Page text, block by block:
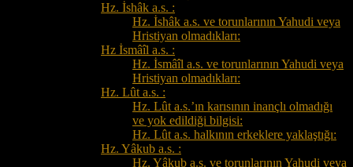
Hz. İshâk a.s. :
Hz. İshâk a.s. ve torunlarının Yahudi veya
Hristiyan olmadıkları:
Hz İsmâîl a.s. :
Hz. İsmâîl a.s. ve torunlarının Yahudi veya
Hristiyan olmadıkları:
Hz. Lût a.s. :
Hz. Lût a.s.’ın karısının inançlı olmadığı
ve yok edildiği bilgisi:
Hz. Lût a.s. halkının erkeklere yaklaştığı:
Hz. Yâkub a.s. :
Hz. Yâkub a.s. ve torunlarının Yahudi veya